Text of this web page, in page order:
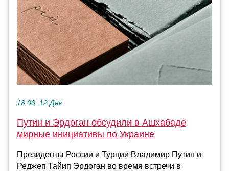
18:00, 12 Дек
Путин и Эрдоган обсудили в Ашхабаде
мирные инициативы по Украине
Президенты России и Турции Владимир Путин и
Реджеп Тайип Эрдоган во время встречи в